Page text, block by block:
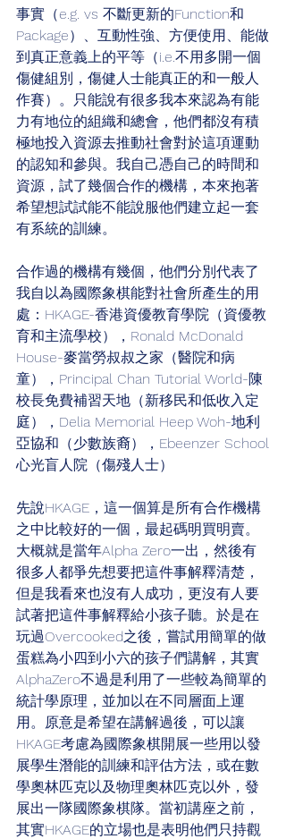
事實（e.g. vs 不斷更新的Function和
Package）、互動性強、方便使用、能做
到真正意義上的平等（i.e.不用多開一個
傷健組別，傷健人士能真正的和一般人
作賽）。只能說有很多我本來認為有能
力有地位的組織和總會，他們都沒有積
極地投入資源去推動社會對於這項運動
的認知和參與。我自己憑自己的時間和
資源，試了幾個合作的機構，本來抱著
希望想試試能不能說服他們建立起一套
有系統的訓練。
合作過的機構有幾個，他們分別代表了
我自以為國際象棋能對社會所產生的用
處：HKAGE-香港資優教育學院（資優教
育和主流學校），Ronald McDonald
House-麥當勞叔叔之家（醫院和病
童），Principal Chan Tutorial World-陳
校長免費補習天地（新移民和低收入定
庭），Delia Memorial Heep Woh-地利
亞協和（少數族裔），Ebeenzer School
心光盲人院（傷殘人士）
先說HKAGE，這一個算是所有合作機構
之中比較好的一個，最起碼明買明賣。
大概就是當年Alpha Zero一出，然後有
很多人都爭先想要把這件事解釋清楚，
但是我看來也沒有人成功，更沒有人要
試著把這件事解釋給小孩子聽。於是在
玩過Overcooked之後，嘗試用簡單的做
蛋糕為小四到小六的孩子們講解，其實
AlphaZero不過是利用了一些較為簡單的
統計學原理，並加以在不同層面上運
用。原意是希望在講解過後，可以讓
HKAGE考慮為國際象棋開展一些用以發
展學生潛能的訓練和評估方法，或在數
學奧林匹克以及物理奧林匹克以外，發
展出一隊國際象棋隊。當初講座之前，
其實HKAGE的立場也是表明他們只持觀